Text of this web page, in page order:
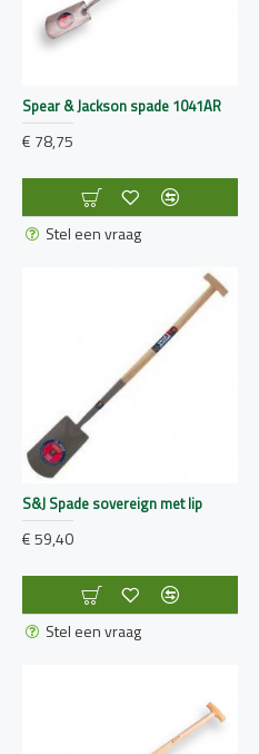
Spear & Jackson spade 1041AR
€ 78,75
Stel een vraag
S&J Spade sovereign met lip
€ 59,40
Stel een vraag